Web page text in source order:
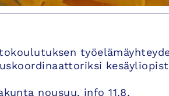
nousuu, info 11.8.